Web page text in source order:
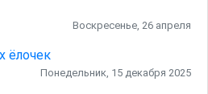
Воскресенье, 26 апреля
ёлочек
Понедельник, 15 декабря 2025